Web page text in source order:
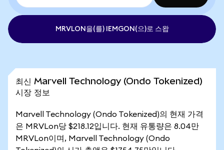
MRVLON을(를) IEMGON(으)로 스왑
최신 Marvell Technology (Ondo Tokenized)
시장 정보
Marvell Technology (Ondo Tokenized)의 현재 가격
은 MRVLon당 $218.12입니다. 현재 유통량은 8.04만
MRVLon이며, Marvell Technology (Ondo